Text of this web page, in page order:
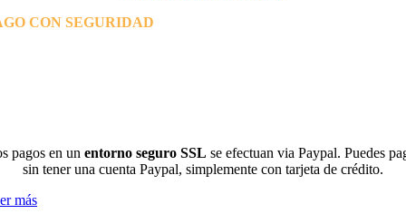
CON SEGURIDAD
pagos en un entorno seguro SSL se efectuan via Paypal. Puedes
sin tener una cuenta Paypal, simplemente con tarjeta de crédito.
más